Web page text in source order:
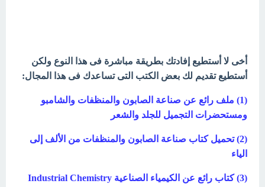
أخى لا أستطيع إفادتك بطريقة مباشرة فى هذا النوع ولكن
أستطيع تقديم لك بعض الكتب التى تساعدك فى هذا المجال:
(1)
ملف رائع عن صناعة الصابون والمنظفات والشامبو
ومستحضرات التجميل للجلد والشعر
(2)
تحميل كتاب صناعة الصابون والمنظفات من الألف إلى
الياء
(3) كتاب رائع عن الكيمياء الصناعية Industrial Chemistry